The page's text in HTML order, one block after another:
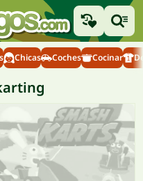
Chicas Coches Cocinar